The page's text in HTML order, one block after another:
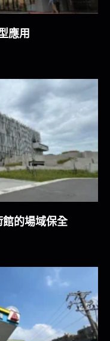
應用
的場域保全